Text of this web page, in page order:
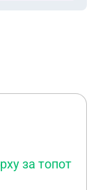
за топот